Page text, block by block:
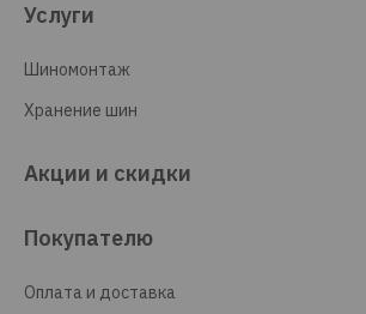
Услуги
Шиномонтаж
Хранение шин
Акции и скидки
Покупателю
Оплата и доставка